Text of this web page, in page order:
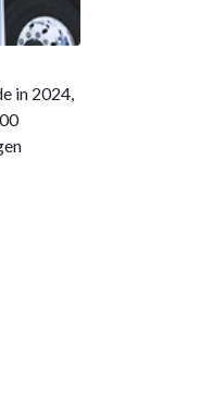
in 2024,